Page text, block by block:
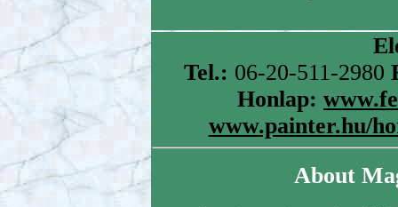
Tel.: 06-20-511-2980
Honlap:
www.painter.hu/
About